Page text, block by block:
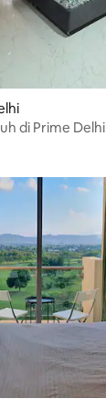
di Prime Delhi